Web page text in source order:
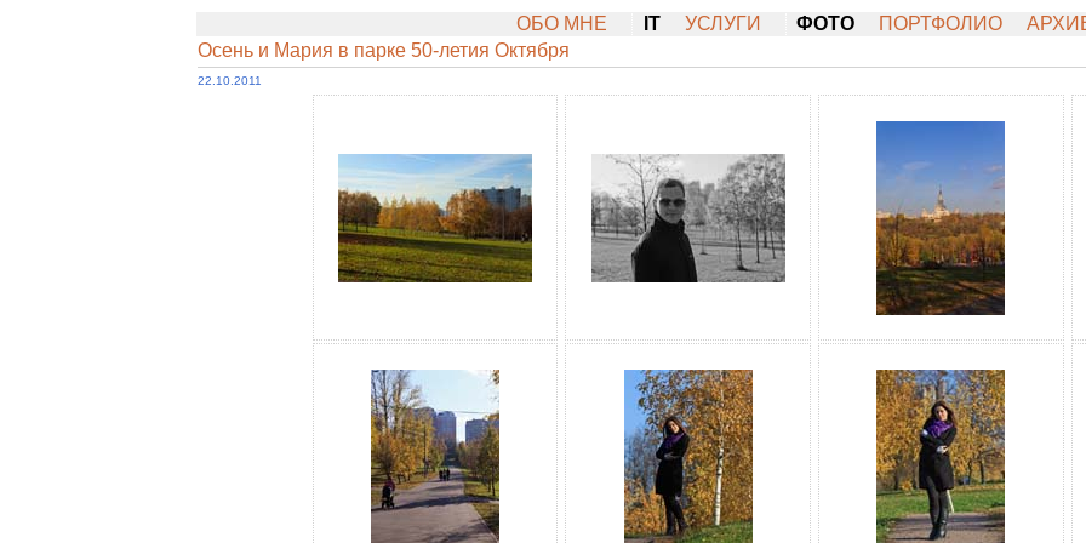
ОБО МНЕ IT УСЛУГИ ФОТО ПОРТФОЛИО
Осень и Мария в парке 50-летия Октября
22.10.2011